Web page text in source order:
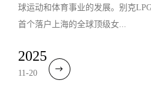
球运动和体育事业的发展。别克
首个落户上海的全球顶级女...
2025
11-20